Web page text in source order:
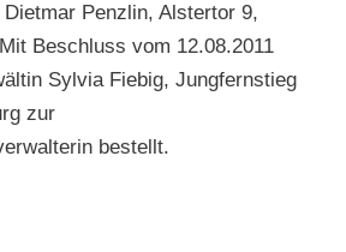
Penzlin, Alstertor 9,
Beschluss vom 12.08.2011
Sylvia Fiebig, Jungfernstieg
zur
bestellt.